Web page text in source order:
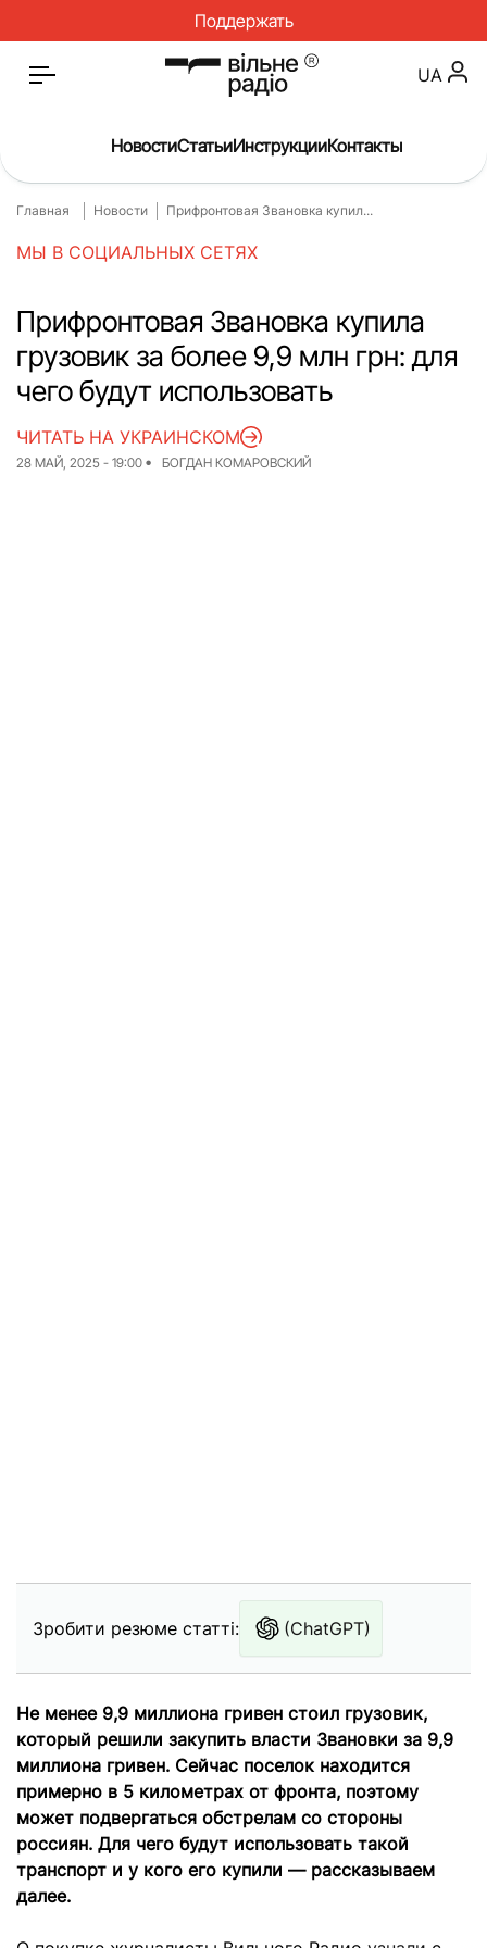
Поддержать
Главная
Новости
О нас
Инструкции
Спорт
Интервью
Досье
Репортаж
Блог
Проекты
UA
НовостиСтатьиИнструкцииКонтакты
Главная Новости Прифронтовая Звановка купил...
МЫ В СОЦИАЛЬНЫХ СЕТЯХ
Прифронтовая Звановка купила
грузовик за более 9,9 млн грн: для
чего будут использовать
28 МАЙ, 2025 - 19:00 БОГДАН КОМАРОВСКИЙ
ЧИТАТЬ НА УКРАИНСКОМ
Зробити резюме статті: (ChatGPT)
Не менее 9,9 миллиона гривен стоил грузовик,
который решили закупить власти Звановки за 9,9
миллиона гривен. Сейчас поселок находится
примерно в 5 километрах от фронта, поэтому
может подвергаться обстрелам со стороны
россиян. Для чего будут использовать такой
транспорт и у кого его купили — рассказываем
далее.